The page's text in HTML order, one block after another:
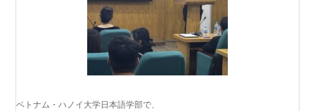
ベトナム・ハノイ大学日本語学部で、